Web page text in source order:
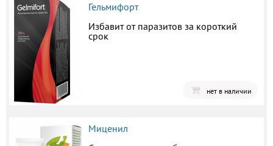
Гельмифорт
Избавит от паразитов за короткий
срок
нет в наличии
Миценил